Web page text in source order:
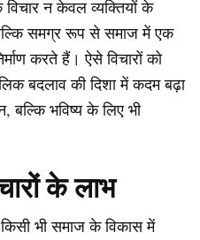
न केवल व्यक्तियों के
समग्र रूप से समाज में एक
करते हैं। ऐसे विचारों को
बदलाव की दिशा में कदम बढ़ा
बल्कि भविष्य के लिए भी
के लाभ
भी समाज के विकास में